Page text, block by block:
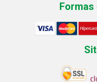
Formas